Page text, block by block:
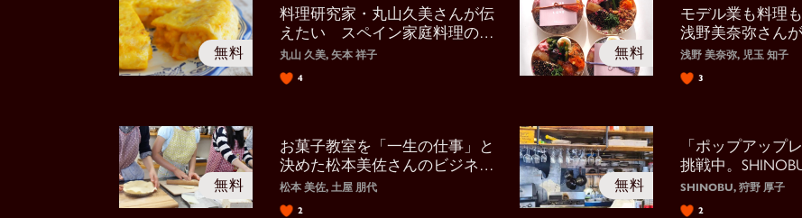
料理研究家・丸山久美さんが伝
えたい スペイン家庭料理の魅
力
丸山 久美, 矢本 祥子
4
モデル業も料理
浅野美奈弥さん
る思い
浅野 美奈弥, 児玉 知子
3
お菓子教室を「一生の仕事」と
決めた松本美佐さんのビジネス
力
松本 美佐, 土屋 朋代
2
「ポップアップ
挑戦中。
と探求
SHINOBU, 狩野 厚子
2